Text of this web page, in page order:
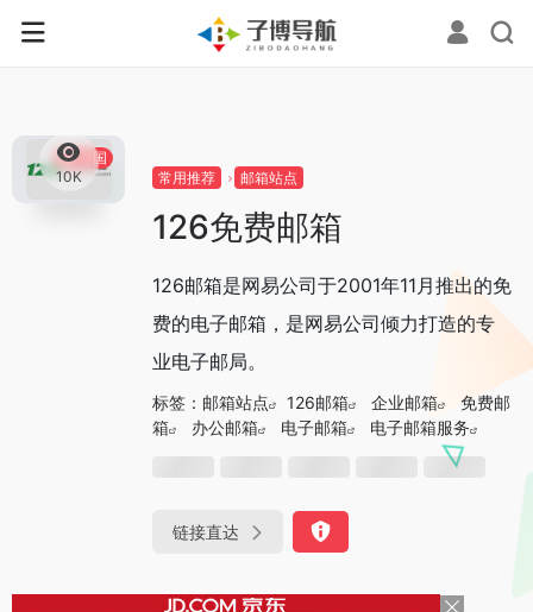
中国
10K 常用推荐 邮箱站点
126免费邮箱
126邮箱是网易公司于2001年11月推出的免
费的电子邮箱，是网易公司倾力打造的专
业电子邮局。
标签： 邮箱站点 126邮箱 企业邮箱
免费邮
箱
办公邮箱 电子邮箱 电子邮箱服务
链接直达